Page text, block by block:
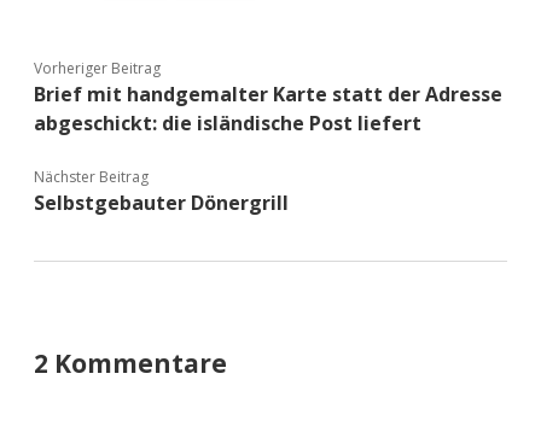
Vorheriger Beitrag
Brief mit handgemalter Karte statt der Adresse
abgeschickt: die isländische Post liefert
Nächster Beitrag
Selbstgebauter Dönergrill
2 Kommentare